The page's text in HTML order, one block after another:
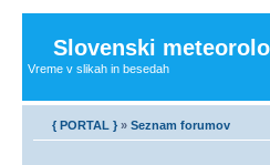
Slovenski
Vreme v slikah in besedah
{ PORTAL } » Seznam forumov